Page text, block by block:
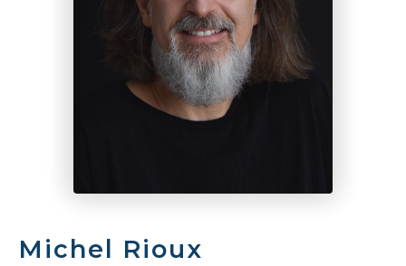
Michel Rioux